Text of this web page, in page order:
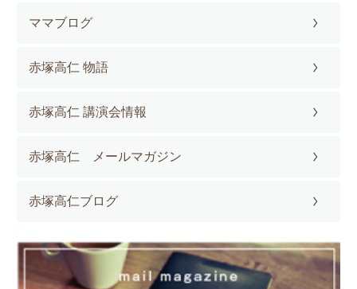
ママブログ
赤塚高仁 物語
赤塚高仁 講演会情報
赤塚高仁 メールマガジン
赤塚高仁ブログ